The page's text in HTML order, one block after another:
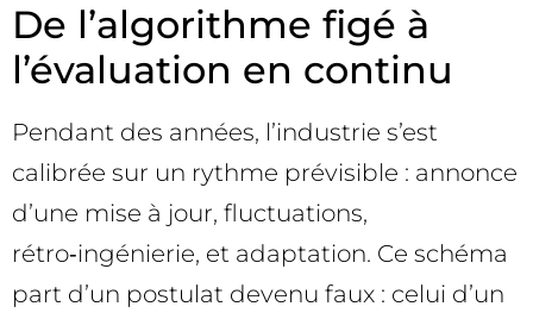
De l’algorithme figé à
l’évaluation en continu
Pendant des années, l’industrie s’est
calibrée sur un rythme prévisible : annonce
d’une mise à jour, fluctuations,
rétro‑ingénierie, et adaptation. Ce schéma
part d’un postulat devenu faux : celui d’un